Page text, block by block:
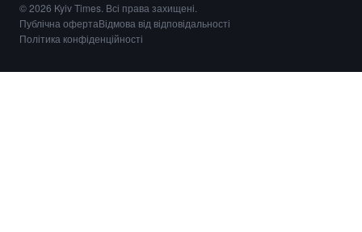
© 2026 Kyiv Times. Всі права захищені.
Публічна офертаВідмова від відповідальності
Політика конфіденційності